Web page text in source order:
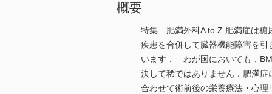
概要
特集 肥満外科A to Z 肥満症は糖
疾患を合併して臓器機能障害を
います． わが国においても，
決して稀ではありません．肥満
合わせて術前後の栄養療法・心